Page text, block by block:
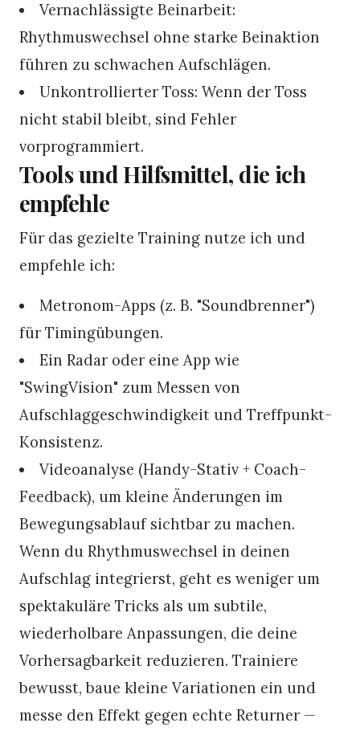
Vernachlässigte Beinarbeit:
Rhythmuswechsel ohne starke Beinaktion
führen zu schwachen Aufschlägen.
Unkontrollierter Toss: Wenn der Toss
nicht stabil bleibt, sind Fehler
vorprogrammiert.
Tools und Hilfsmittel, die ich
empfehle
Für das gezielte Training nutze ich und
empfehle ich:
Metronom-Apps (z. B. "Soundbrenner")
für Timingübungen.
Ein Radar oder eine App wie
"SwingVision" zum Messen von
Aufschlaggeschwindigkeit und Treffpunkt-
Konsistenz.
Videoanalyse (Handy-Stativ + Coach-
Feedback), um kleine Änderungen im
Bewegungsablauf sichtbar zu machen.
Wenn du Rhythmuswechsel in deinen
Aufschlag integrierst, geht es weniger um
spektakuläre Tricks als um subtile,
wiederholbare Anpassungen, die deine
Vorhersagbarkeit reduzieren. Trainiere
bewusst, baue kleine Variationen ein und
messe den Effekt gegen echte Returner —